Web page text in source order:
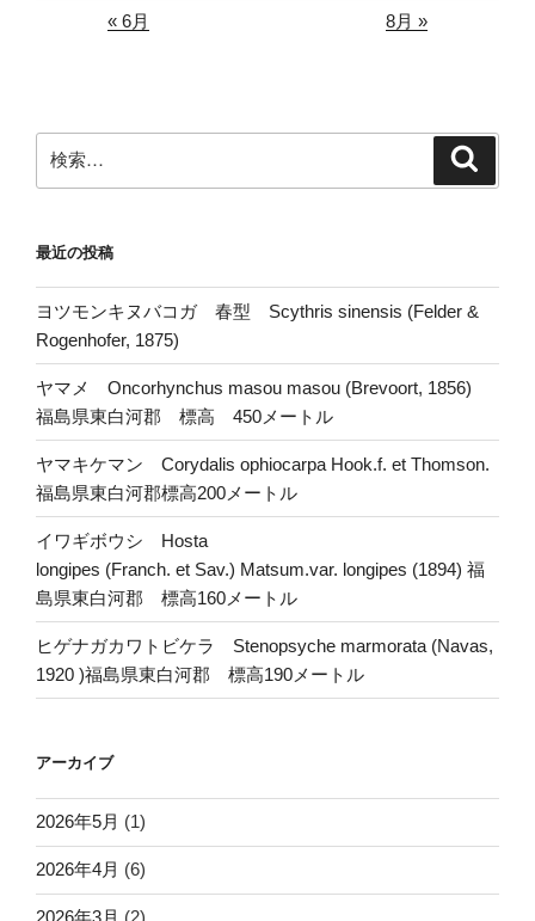
« 6月 8月 »
索:
最近の投稿
ヨツモンキヌバコガ 春型 Scythris sinensis (Felder &
Rogenhofer, 1875)
ヤマメ Oncorhynchus masou masou (Brevoort, 1856)
福島県東白河郡 標高 450メートル
ヤマキケマン Corydalis ophiocarpa Hook.f. et Thomson.
福島県東白河郡標高200メートル
イワギボウシ Hosta
longipes (Franch. et Sav.) Matsum.var. longipes (1894) 福
島県東白河郡 標高160メートル
ヒゲナガカワトビケラ Stenopsyche marmorata (Navas,
1920 )福島県東白河郡 標高190メートル
アーカイブ
2026年5月 (1)
2026年4月 (6)
2026年3月 (2)